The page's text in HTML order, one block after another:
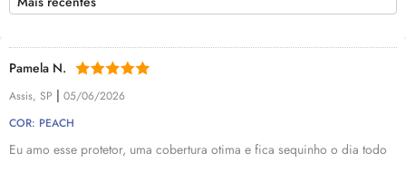
Pamela N.
Assis, SP | 05/06/2026
COR: PEACH
Eu amo esse protetor, uma cobertura otima e fica sequinho o dia todo